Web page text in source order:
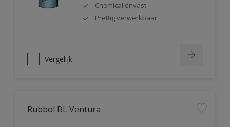
Chemicaliënvast
Prettig verwerkbaar
Vergelijk
Rubbol BL Ventura